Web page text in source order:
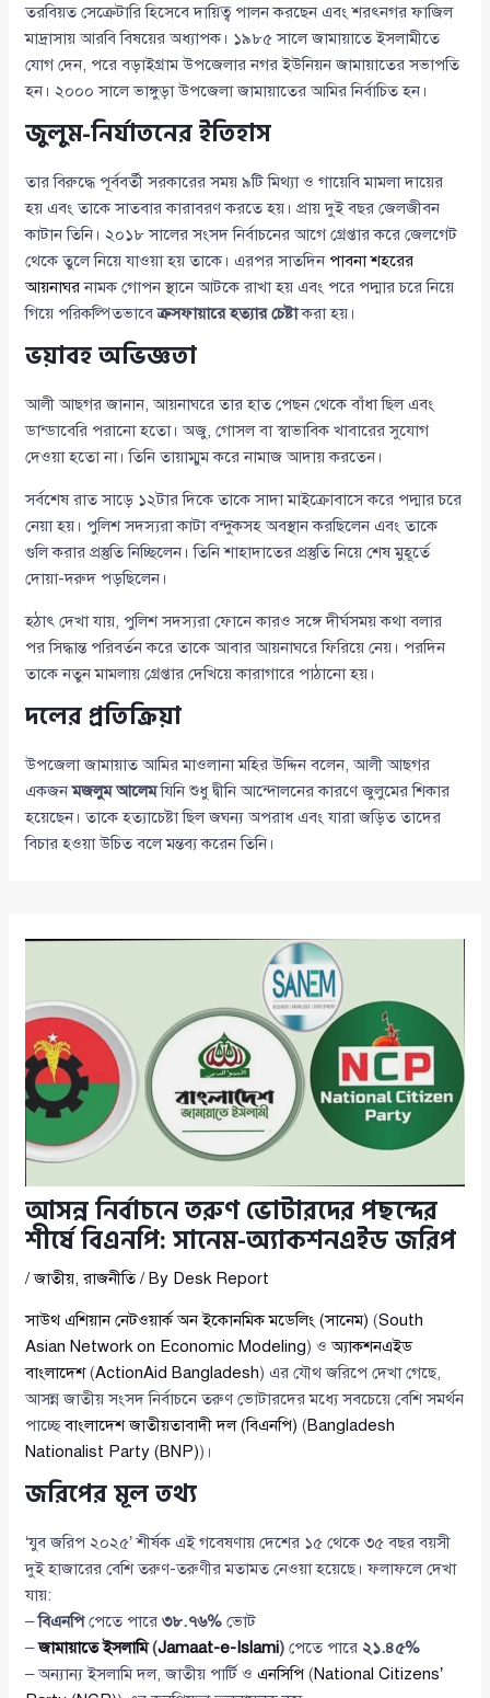
তরবিয়ত সেক্রেটারি হিসেবে দায়িত্ব পালন করছেন এবং শরৎনগর ফাজিল
মাদ্রাসায় আরবি বিষয়ের অধ্যাপক। ১৯৮৫ সালে জামায়াতে ইসলামীতে
যোগ দেন, পরে বড়াইগ্রাম উপজেলার নগর ইউনিয়ন জামায়াতের সভাপতি
হন। ২০০০ সালে ভাঙ্গুড়া উপজেলা জামায়াতের আমির নির্বাচিত হন।
জুলুম-নির্যাতনের ইতিহাস
তার বিরুদ্ধে পূর্ববর্তী সরকারের সময় ৯টি মিথ্যা ও গায়েবি মামলা দায়ের
হয় এবং তাকে সাতবার কারাবরণ করতে হয়। প্রায় দুই বছর জেলজীবন
কাটান তিনি। ২০১৮ সালের সংসদ নির্বাচনের আগে গ্রেপ্তার করে জেলগেট
থেকে তুলে নিয়ে যাওয়া হয় তাকে। এরপর সাতদিন পাবনা শহরের
আয়নাঘরনামক গোপন স্থানে আটকে রাখা হয় এবং পরে পদ্মার চরে নিয়ে
গিয়ে পরিকল্পিতভাবেক্রসফায়ারে হত্যার চেষ্টাকরা হয়।
ভয়াবহ অভিজ্ঞতা
আলী আছগর জানান, আয়নাঘরে তার হাত পেছন থেকে বাঁধা ছিল এবং
ডান্ডাবেরি পরানো হতো। অজু, গোসল বা স্বাভাবিক খাবারের সুযোগ
দেওয়া হতো না। তিনি তায়াম্মুম করে নামাজ আদায় করতেন।
সর্বশেষ রাত সাড়ে ১২টার দিকে তাকে সাদা মাইক্রোবাসে করে পদ্মার চরে
নেয়া হয়। পুলিশ সদস্যরা কাটা বন্দুকসহ অবস্থান করছিলেন এবং তাকে
গুলি করার প্রস্তুতি নিচ্ছিলেন। তিনি শাহাদাতের প্রস্তুতি নিয়ে শেষ মুহূর্তে
দোয়া-দরুদ পড়ছিলেন।
হঠাৎ দেখা যায়, পুলিশ সদস্যরা ফোনে কারও সঙ্গে দীর্ঘসময় কথা বলার
পর সিদ্ধান্ত পরিবর্তন করে তাকে আবার আয়নাঘরে ফিরিয়ে নেয়। পরদিন
তাকে নতুন মামলায় গ্রেপ্তার দেখিয়ে কারাগারে পাঠানো হয়।
দলের প্রতিক্রিয়া
উপজেলা জামায়াত আমির মাওলানা মহির উদ্দিন বলেন, আলী আছগর
একজনমজলুম আলেমযিনি শুধু দ্বীনি আন্দোলনের কারণে জুলুমের শিকার
হয়েছেন। তাকে হত্যাচেষ্টা ছিল জঘন্য অপরাধ এবং যারা জড়িত তাদের
বিচার হওয়া উচিত বলে মন্তব্য করেন তিনি।
আসন্ন নির্বাচনে তরুণ ভোটারদের পছন্দের
শীর্ষে বিএনপি: সানেম-অ্যাকশনএইড জরিপ
/জাতীয়,রাজনীতি/ By Desk Report
সাউথ এশিয়ান নেটওয়ার্ক অন ইকোনমিক মডেলিং (সানেম) (South
Asian Network on Economic Modeling) ওঅ্যাকশনএইড
বাংলাদেশ(ActionAid Bangladesh) এর যৌথ জরিপে দেখা গেছে,
আসন্ন জাতীয় সংসদ নির্বাচনে তরুণ ভোটারদের মধ্যে সবচেয়ে বেশি সমর্থন
পাচ্ছেবাংলাদেশ জাতীয়তাবাদী দল (বিএনপি) (Bangladesh
Nationalist Party (BNP))।
জরিপের মূল তথ্য
‘যুব জরিপ ২০২৫’ শীর্ষক এই গবেষণায় দেশের ১৫ থেকে ৩৫ বছর বয়সী
দুই হাজারের বেশি তরুণ-তরুণীর মতামত নেওয়া হয়েছে। ফলাফলে দেখা
যায়:
–বিএনপিপেতে পারে৩৮.৭৬% ভোট
–জামায়াতে ইসলামি(Jamaat-e-Islami) পেতে পারে ২১.৪৫%
– অন্যান্য ইসলামি দল, জাতীয় পার্টি ওএনসিপি (National Citizens’